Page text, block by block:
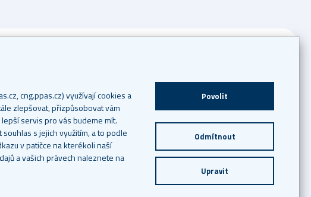
uvést svou zákaznickou identifikaci.